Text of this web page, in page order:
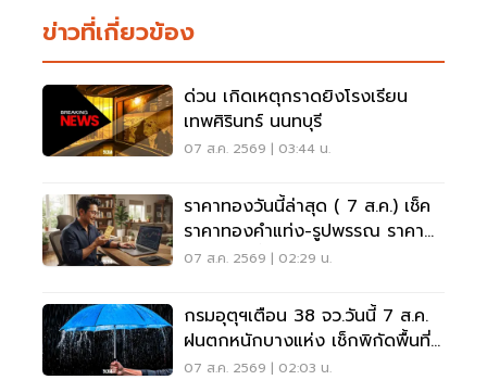
ข่าวที่เกี่ยวข้อง
ด่วน เกิดเหตุกราดยิงโรงเรียน
เทพศิรินทร์ นนทบุรี
07 ส.ค. 2569 | 03:44 น.
ราคาทองวันนี้ล่าสุด ( 7 ส.ค.) เช็ค
ราคาทองคำแท่ง-รูปพรรณ ราคา
ขาย - รับซื้อ กี่บาท
07 ส.ค. 2569 | 02:29 น.
กรมอุตุฯเตือน 38 จว.วันนี้ 7 ส.ค.
ฝนตกหนักบางแห่ง เช็กพิกัดพื้นที่
เสี่ยงด่วน
07 ส.ค. 2569 | 02:03 น.